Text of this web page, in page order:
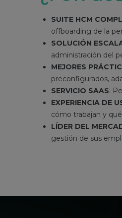
SUITE HCM
offboarding de la
SOLUCIÓN
administración del
MEJORES
preconfigurados,
SERVICIO SAAS:
EXPERIENCIA DE
cómo trabajan y
LÍDER DEL
gestión de sus